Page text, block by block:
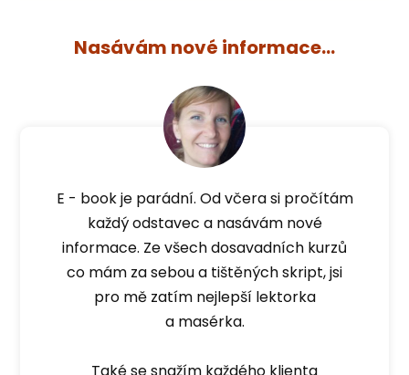
Nasávám nové informace...
E - book je parádní. Od včera si pročítám
každý odstavec a nasávám nové
informace. Ze všech dosavadních kurzů
co mám za sebou a tištěných skript, jsi
pro mě zatím nejlepší lektorka
a masérka.
Také se snažím každého klienta